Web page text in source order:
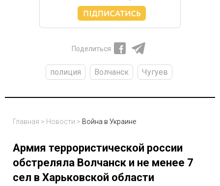
Поделиться
полиция Волчанск Чугуев
Главная > Новости > Война в Украине
Армия террористической россии
обстреляла Волчанск и не менее 7
сел в Харьковской области